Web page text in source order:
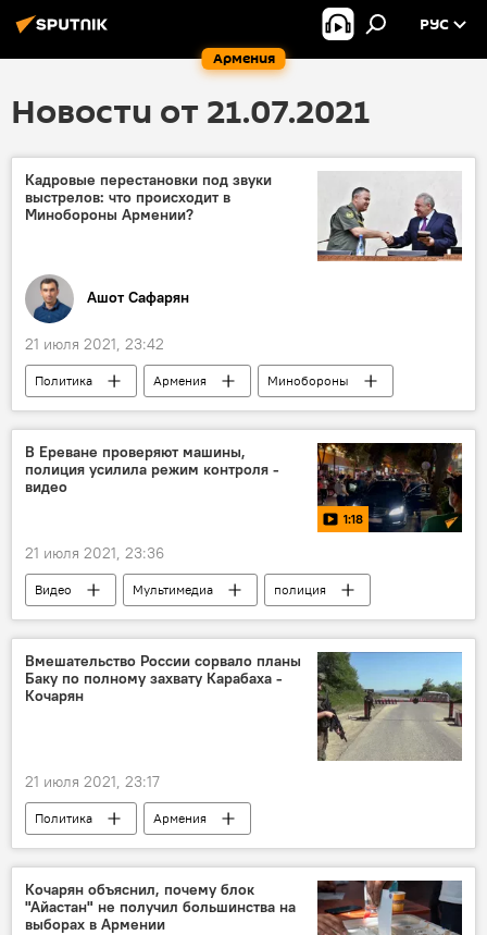
Армения
РУС
Новости от 21.07.2021
Кадровые перестановки под звуки
выстрелов: что происходит в
Минобороны Армении?
Ашот Сафарян
21 июля 2021, 23:42
Политика Армения Минобороны
В Ереване проверяют машины,
полиция усилила режим контроля -
видео
1:18
21 июля 2021, 23:36
Видео Мультимедиа
полиция
Ереван
Новости Армения
Вмешательство России сорвало планы
Баку по полному захвату Карабаха -
Кочарян
21 июля 2021, 23:17
Политика
Армения
Роберт Кочарян
Кочарян объяснил, почему блок
"Айастан" не получил большинства на
выборах в Армении